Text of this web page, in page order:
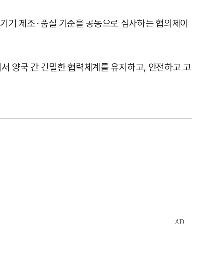
제조·품질 기준을 공동으로 심사하는 협의체이
양국 간 긴밀한 협력체계를 유지하고, 안전하고 고